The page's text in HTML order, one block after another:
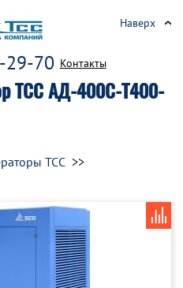
ТСС АД-400С-Т400-
29-70 Контакты
Наверх
ТСС